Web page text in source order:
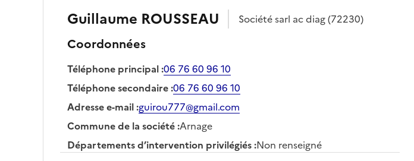
Guillaume ROUSSEAU Sociétésarl ac diag(72230)
Coordonnées
Téléphone principal:06 76 60 96 10
Téléphone secondaire:06 76 60 96 10
Adresse e-mail:guirou777@gmail.com
Commune de la société:Arnage
Départements d’intervention privilégiés:Non renseigné